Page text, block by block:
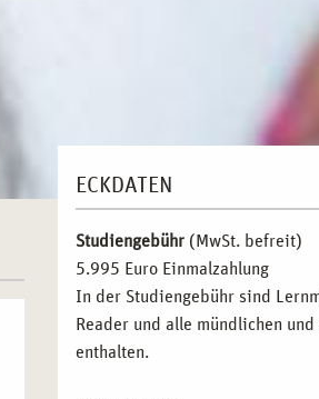
ECKDATEN
Studiengebühr (MwSt. befreit)
5.995 Euro Einmalzahlung
In der Studiengebühr sind
Reader und alle mündlichen
enthalten.